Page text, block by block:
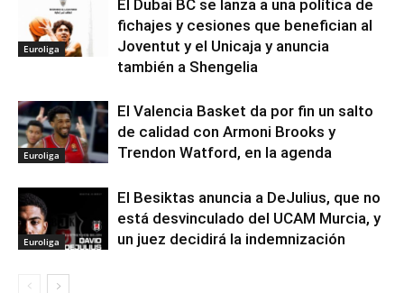
Euroliga
El Dubai BC se lanza a una política de
fichajes y cesiones que benefician al
Joventut y el Unicaja y anuncia
también a Shengelia
Euroliga
El Valencia Basket da por fin un salto
de calidad con Armoni Brooks y
Trendon Watford, en la agenda
Euroliga
El Besiktas anuncia a DeJulius, que no
está desvinculado del UCAM Murcia, y
un juez decidirá la indemnización